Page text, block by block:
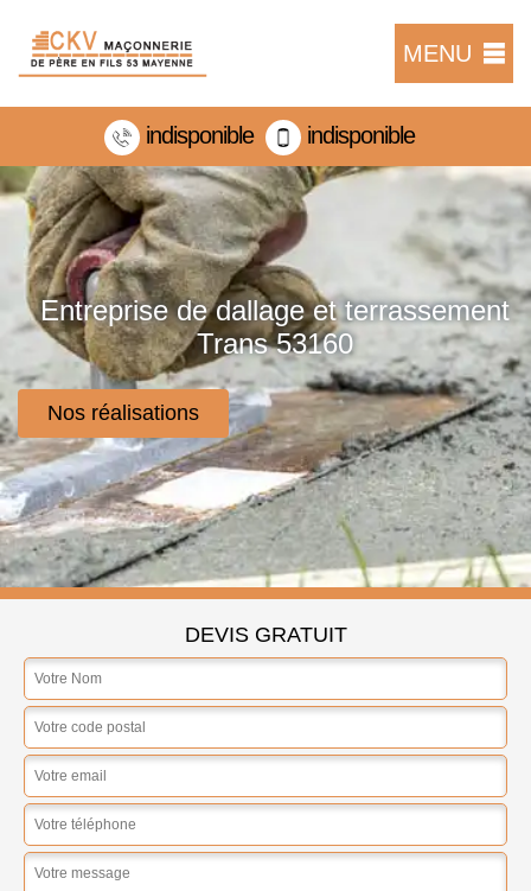
MENU
indisponible indisponible
Entreprise de dallage et terrassement
Trans 53160
Nos réalisations
DEVIS GRATUIT